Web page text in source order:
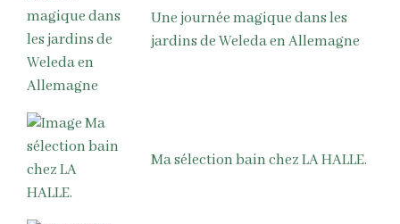
Une journée magique dans les
jardins de Weleda en Allemagne
Ma sélection bain chez LA HALLE.